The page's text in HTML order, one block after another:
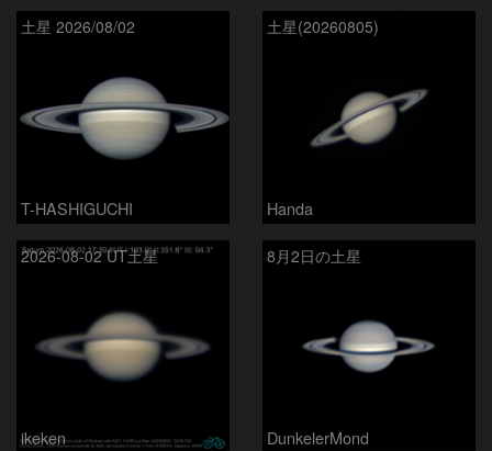
土星 2026/08/02
T-HASHIGUCHI
土星(20260805)
Handa
2026-08-02 UT土星
ikeken
8月2日の土星
DunkelerMond